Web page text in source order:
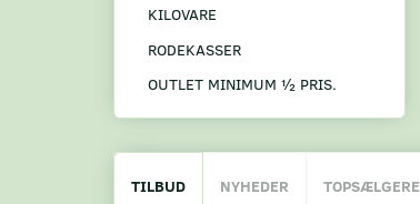
KILOVARE
RODEKASSER
OUTLET MINIMUM ½ PRIS.
TILBUD NYHEDER TOPSÆLGERE